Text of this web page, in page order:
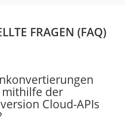
FRAGEN (FAQ)
mithilfe der
Cloud-APIs